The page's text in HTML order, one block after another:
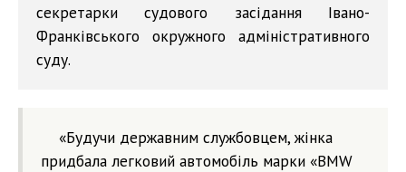
секретарки судового засідання Івано-
Франківського окружного адміністративного
суду.
«Будучи державним службовцем, жінка
придбала легковий автомобіль марки «BMW